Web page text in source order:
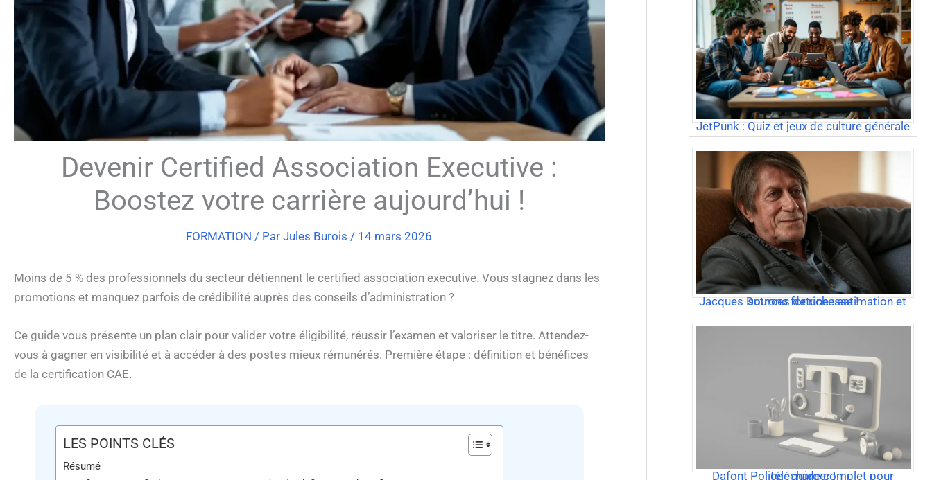
Devenir Certified Association Executive :
Boostez votre carrière aujourd’hui !
FORMATION / ParJules Burois/ 14 mars 2026
Moins de 5 % des professionnels du secteur détiennent le certified association executive. Vous stagnez dans les
promotions et manquez parfois de crédibilité auprès des conseils d’administration ?
Ce guide vous présente un plan clair pour valider votre éligibilité, réussir l’examen et valoriser le titre. Attendez-
vous à gagner en visibilité et à accéder à des postes mieux rémunérés. Première étape : définition et bénéfices
de la certification CAE.
LES POINTS CLÉS
Résumé
JetPunk : Quiz et jeux de culture générale
Jacques Dutronc fortune : estimation et sources de richesse !
Dafont Police : guide complet pour télécharger !